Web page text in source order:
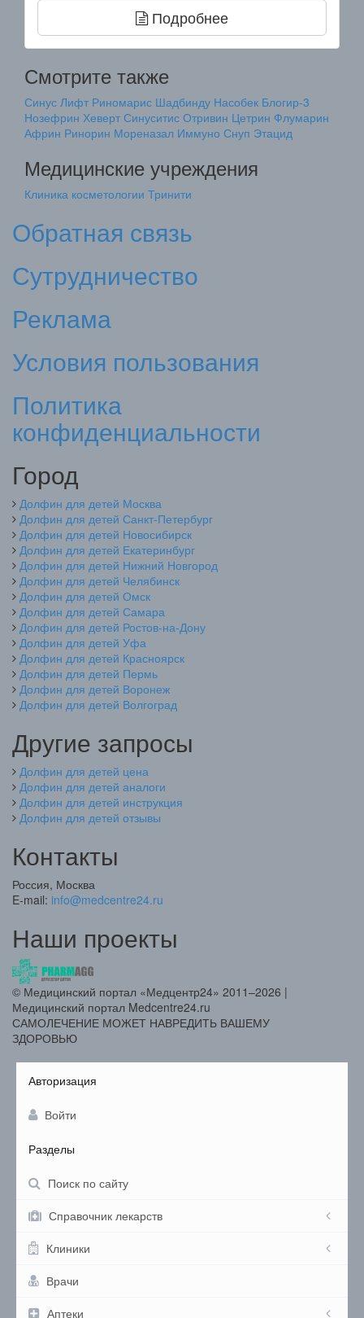
Подробнее
Смотрите также
Синус Лифт Риномарис Шадбинду Насобек Блогир-3
Нозефрин Хеверт Синуситис Отривин Цетрин Флумарин
Африн Ринорин Мореназал Иммуно Снуп Этацид
Медицинские учреждения
Клиника косметологии Тринити
Обратная связь
Сутрудничество
Реклама
Условия пользования
Политика
конфиденциальности
Город
Долфин для детей Москва
Долфин для детей Санкт-Петербург
Долфин для детей Новосибирск
Долфин для детей Екатеринбург
Долфин для детей Нижний Новгород
Долфин для детей Челябинск
Долфин для детей Омск
Долфин для детей Самара
Долфин для детей Ростов-на-Дону
Долфин для детей Уфа
Долфин для детей Красноярск
Долфин для детей Пермь
Долфин для детей Воронеж
Долфин для детей Волгоград
Другие запросы
Долфин для детей цена
Долфин для детей аналоги
Долфин для детей инструкция
Долфин для детей отзывы
Контакты
Россия, Москва
E-mail: info@medcentre24.ru
Наши проекты
© Медицинский портал «Медцентр24» 2011–2026 |
Медицинский портал Medcentre24.ru
САМОЛЕЧЕНИЕ МОЖЕТ НАВРЕДИТЬ ВАШЕМУ
ЗДОРОВЬЮ
Авторизация
Войти
Разделы
Поиск по сайту
Справочник лекарств
Клиники
Врачи
Аптеки